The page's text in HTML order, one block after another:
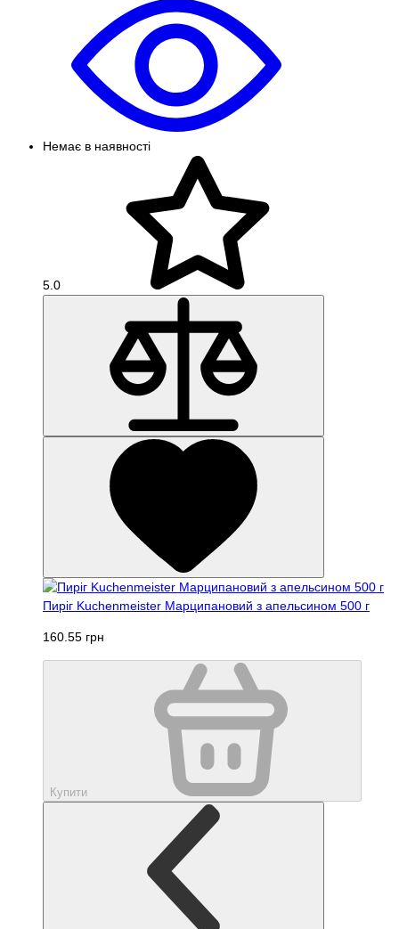
Немає в наявності
5.0
Пиріг Kuchenmeister Марципановий з апельсином 500 г
160.55 грн
Купити